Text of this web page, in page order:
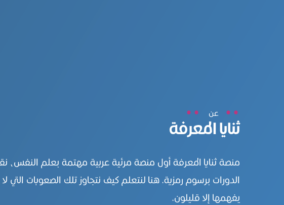
عن
ثنايا المعرفة
منصة ثنايا المعرفة أول منصة مرئية عربية مهتمة بعلم النفس،
الدورات برسوم رمزية. هنا لنتعلم كيف نتجاوز تلك الصعوبات التي لا
يفهمها إلا قليلون.